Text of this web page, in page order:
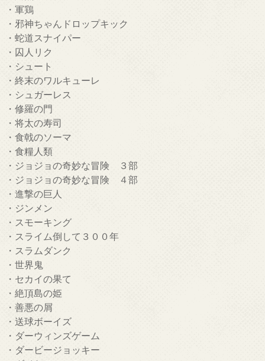
・軍鶏
・邪神ちゃんドロップキック
・蛇道スナイパー
・囚人リク
・シュート
・終末のワルキューレ
・シュガーレス
・修羅の門
・将太の寿司
・食戟のソーマ
・食糧人類
・ジョジョの奇妙な冒険 ３部
・ジョジョの奇妙な冒険 ４部
・進撃の巨人
・ジンメン
・スモーキング
・スライム倒して３００年
・スラムダンク
・世界鬼
・セカイの果て
・絶頂島の姫
・善悪の屑
・送球ボーイズ
・ダーウィンズゲーム
・ダービージョッキー